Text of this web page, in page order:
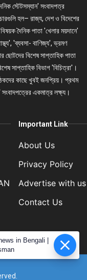
স্টেটসম্যান' সংবাদপত্র
হল– রাজ্য, দেশ ও বিদেশের
দৈনিক পাতা 'খেলার ময়দানে'
'ব্যবসা- বাণিজ্য', ভ্রমণ
ছোটদের বিশেষ সাপ্তাহিক পাতা
সাপ্তাহিক বিভাগ 'বিচিত্রা'।
কাছে খুবই জনপ্রিয়। প্রথম
সংবাদপত্রের একমাত্র লক্ষ্য।
Important Link
About Us
Privacy Policy
Advertise with us
Contact Us
in Bengali |